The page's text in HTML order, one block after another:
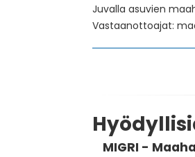
Juvalla asuvien
Vastaanottoajat:
MIGRI -